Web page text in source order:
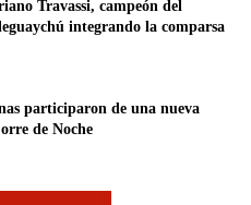
Travassi, campeón del
integrando la comparsa
participaron de una nueva
de Noche